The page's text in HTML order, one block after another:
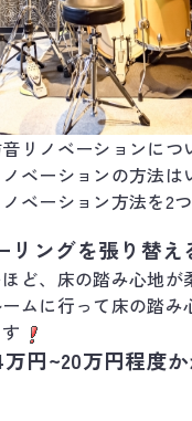
リノベーションにつ
ベーションの方法は
ベーション方法を2
リングを張り替え
ど、床の踏み心地が
ムに行って床の踏み
万円~20万円程度